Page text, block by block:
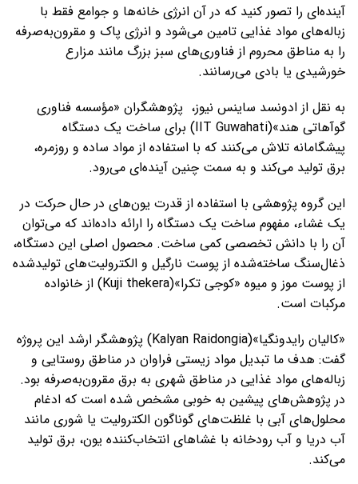
آینده‌ای را تصور کنید که در آن انرژی خانه‌ها و جوامع فقط با
زباله‌های مواد غذایی تامین می‌شود و انرژی پاک و مقرون‌به‌صرفه
را به مناطق محروم از فناوری‌های سبز بزرگ مانند مزارع
خورشیدی یا بادی می‌رسانند.
به نقل از ادونسد ساینس نیوز، پژوهشگران «مؤسسه فناوری
گوآهاتی هند»(IIT Guwahati) برای ساخت یک دستگاه
پیشگامانه تلاش می‌کنند که با استفاده از مواد ساده و روزمره،
برق تولید می‌کند و به سمت چنین آینده‌ای می‌رود.
این گروه پژوهشی با استفاده از قدرت یون‌های در حال حرکت در
یک غشاء، مفهوم ساخت یک دستگاه را ارائه داده‌اند که می‌توان
آن را با دانش تخصصی کمی ساخت. محصول اصلی این دستگاه،
ذغال‌سنگ ساخته‌شده از پوست نارگیل و الکترولیت‌های تولیدشده
از پوست موز و میوه «کوجی تکرا»(Kuji thekera) از خانواده
مرکبات است.
«کالیان رایدونگیا»(Kalyan Raidongia) پژوهشگر ارشد این پروژه
گفت: هدف ما تبدیل مواد زیستی فراوان در مناطق روستایی و
زباله‌های مواد غذایی در مناطق شهری به برق مقرون‌به‌صرفه بود.
در پژوهش‌های پیشین به خوبی مشخص شده است که ادغام
محلول‌های آبی با غلظت‌های گوناگون الکترولیت یا شوری مانند
آب دریا و آب رودخانه با غشاهای انتخاب‌کننده یون، برق تولید
می‌کند.